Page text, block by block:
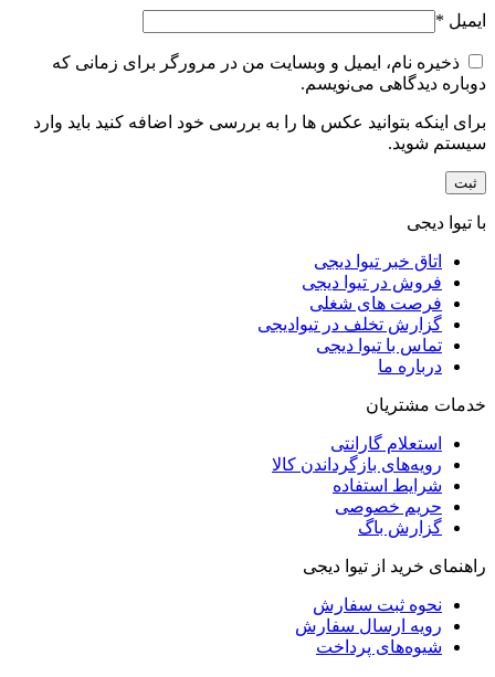
ایمیل *
ذخیره نام، ایمیل و وبسایت من در مرورگر برای زمانی که
دوباره دیدگاهی می‌نویسم.
برای اینکه بتوانید عکس ها را به بررسی خود اضافه کنید باید وارد
سیستم شوید.
با تیوا دیجی
اتاق خبر تیوا دیجی
فروش در تیوا دیجی
فرصت های شغلی
گزارش تخلف در تیوادیجی
تماس با تیوا دیجی
درباره ما
خدمات مشتریان
استعلام گارانتی
رویه‌های بازگرداندن کالا
شرایط استفاده
حریم خصوصی
گزارش باگ
راهنمای خرید از تیوا دیجی
نحوه ثبت سفارش
رویه ارسال سفارش
شیوه‌های پرداخت